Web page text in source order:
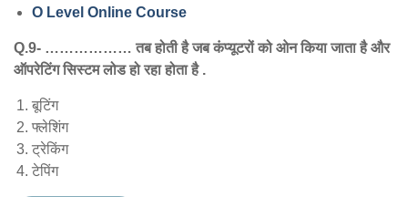
O Level Online Course
Q.9- ……………… तब होती है जब कंप्यूटरों को ओन किया जाता है और
ऑपरेटिंग सिस्टम लोड हो रहा होता है .
बूटिंग
फ्लेशिंग
ट्रेकिंग
टेपिंग